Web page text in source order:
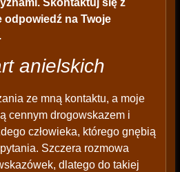
Skontaktuj się z
odpowiedź na Twoje
anielskich
ze mną kontaktu, a moje
cennym drogowskazem i
człowieka, którego gnębią
Szczera rozmowa
dlatego do takiej